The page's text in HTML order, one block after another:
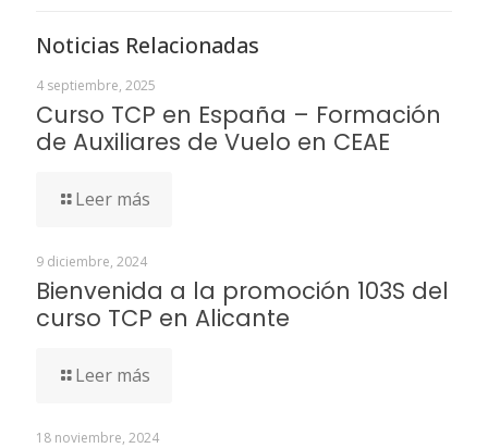
Noticias Relacionadas
4 septiembre, 2025
Curso TCP en España – Formación
de Auxiliares de Vuelo en CEAE
Leer más
9 diciembre, 2024
Bienvenida a la promoción 103S del
curso TCP en Alicante
Leer más
18 noviembre, 2024